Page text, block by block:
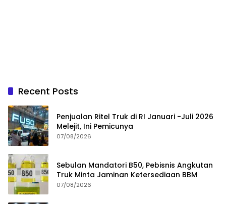
Recent Posts
Penjualan Ritel Truk di RI Januari -Juli 2026
Melejit, Ini Pemicunya
07/08/2026
Sebulan Mandatori B50, Pebisnis Angkutan
Truk Minta Jaminan Ketersediaan BBM
07/08/2026